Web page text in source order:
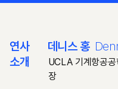
연사
소개
데니스 홍
UCLA 기계항공
장